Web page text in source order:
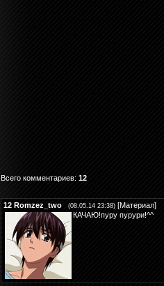
Всего комментариев: 12
12 Romzez_two (08.05.14 23:38) [Материал]
КАЧАЮ!пуру пурури!^^